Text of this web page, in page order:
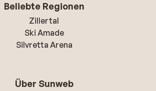
Beliebte Regionen
Zillertal
Ski Amade
Silvretta Arena
Über Sunweb